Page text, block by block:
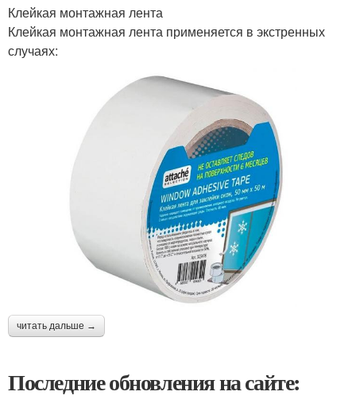
Клейкая монтажная лента
Клейкая монтажная лента применяется в экстренных
случаях:
читать дальше →
Последние обновления на сайте: